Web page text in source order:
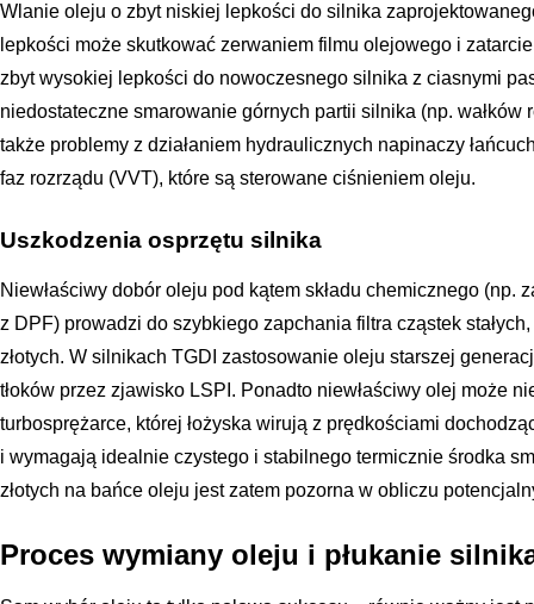
Wlanie oleju o zbyt niskiej lepkości do silnika
lepkości może skutkować zerwaniem filmu olejowego i
zbyt wysokiej lepkości do nowoczesnego silnika z ciasnymi
niedostateczne smarowanie górnych partii silnika (np. wałków
także problemy z działaniem hydraulicznych napinaczy
faz rozrządu (VVT), które są sterowane ciśnieniem oleju.
Uszkodzenia osprzętu silnika
Niewłaściwy dobór oleju pod kątem składu chemicznego
z DPF) prowadzi do szybkiego zapchania filtra cząstek
złotych. W silnikach TGDI zastosowanie oleju starszej
tłoków przez zjawisko LSPI. Ponadto niewłaściwy olej może
turbosprężarce, której łożyska wirują z prędkościami
i wymagają idealnie czystego i stabilnego termicznie środka
złotych na bańce oleju jest zatem pozorna w obliczu
Proces wymiany oleju i płukanie